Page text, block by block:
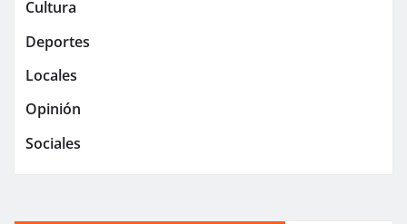
Cultura
Deportes
Locales
Opinión
Sociales